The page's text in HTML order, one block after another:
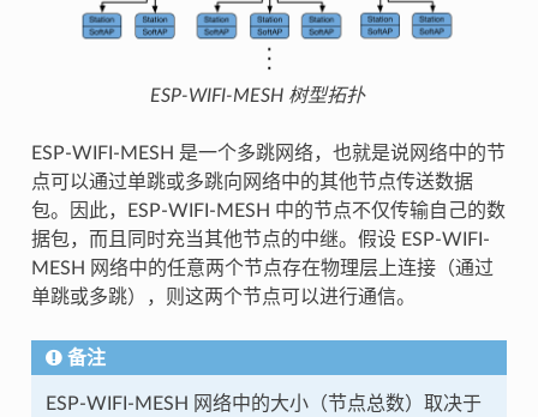
ESP-WIFI-MESH 树型拓扑
ESP-WIFI-MESH 是一个多跳网络，也就是说网络中的节
点可以通过单跳或多跳向网络中的其他节点传送数据
包。因此，ESP-WIFI-MESH 中的节点不仅传输自己的数
据包，而且同时充当其他节点的中继。假设 ESP-WIFI-
MESH 网络中的任意两个节点存在物理层上连接（通过
单跳或多跳），则这两个节点可以进行通信。
备注
ESP-WIFI-MESH 网络中的大小（节点总数）取决于